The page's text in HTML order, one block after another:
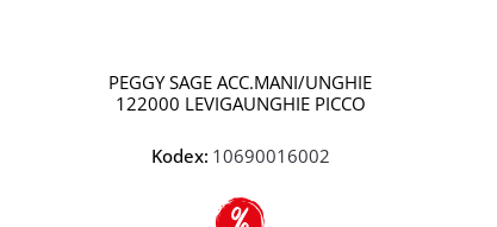
PEGGY SAGE ACC.MANI/UNGHIE
122000 LEVIGAUNGHIE PICCO
Kodex: 10690016002